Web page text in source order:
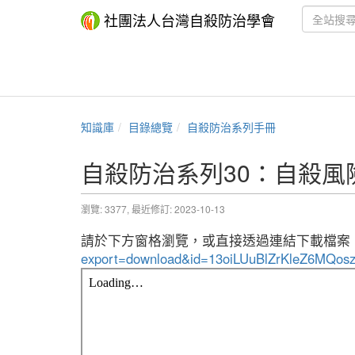
社團法人台灣自殺防治學會
知識庫 目錄總覽 自殺防治系列手冊
自殺防治系列30：自殺
瀏覽: 3377, 最近修訂: 2023-10-13
請於下方窗格瀏覽，或直接透過連結下載檔案